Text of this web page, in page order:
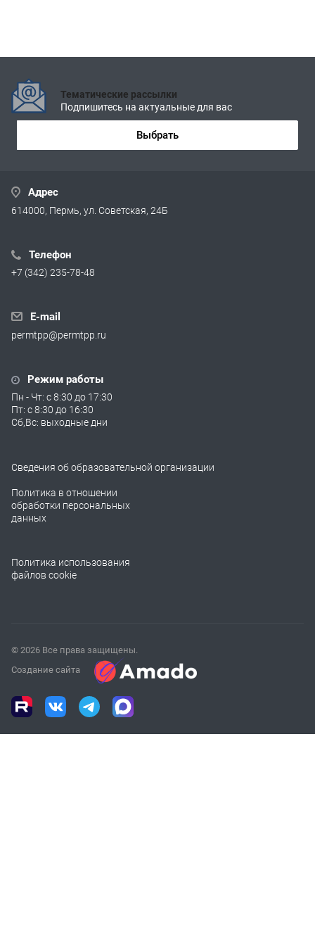
Тематические рассылки
Подпишитесь на актуальные для вас
Выбрать
Адрес
614000, Пермь, ул. Советская, 24Б
Телефон
+7 (342) 235-78-48
E-mail
permtpp@permtpp.ru
Режим работы
Пн - Чт: с 8:30 до 17:30
Пт: с 8:30 до 16:30
Сб,Вс: выходные дни
Сведения об образовательной организации
Политика в отношении
обработки персональных
данных
Политика использования
файлов cookie
© 2026 Все права защищены.
Создание сайта